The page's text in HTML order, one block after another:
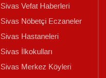
Sivas Vefat Haberleri
Sivas Nöbetçi Eczaneler
Sivas Hastaneleri
Sivas İlkokulları
Sivas Merkez Köyleri